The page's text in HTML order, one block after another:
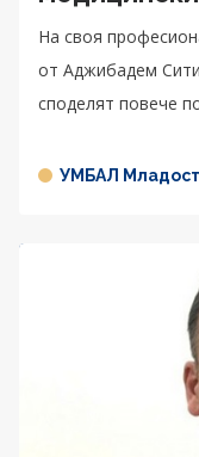
На своя
от Аджибадем
споделят повече
УМБАЛ Младост